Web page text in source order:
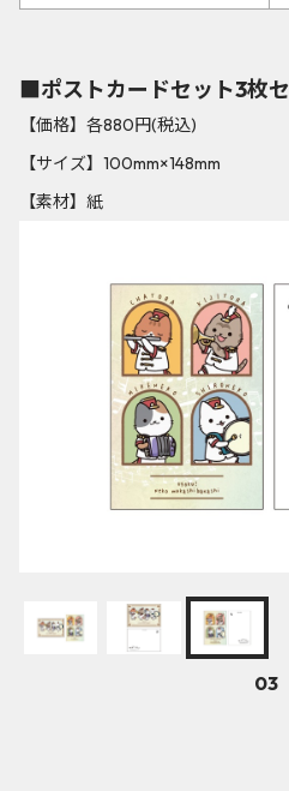
■ポストカードセット3枚
【価格】各880円(税込)
【サイズ】100mm×148mm
【素材】紙
03